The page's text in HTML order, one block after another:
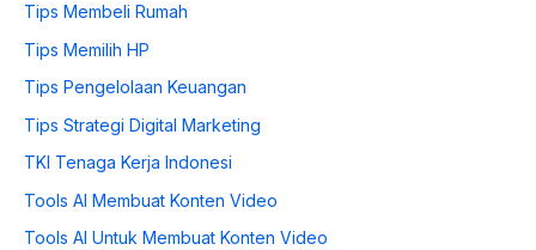
Tips Membeli Rumah
Tips Memilih HP
Tips Pengelolaan Keuangan
Tips Strategi Digital Marketing
TKI Tenaga Kerja Indonesi
Tools AI Membuat Konten Video
Tools AI Untuk Membuat Konten Video